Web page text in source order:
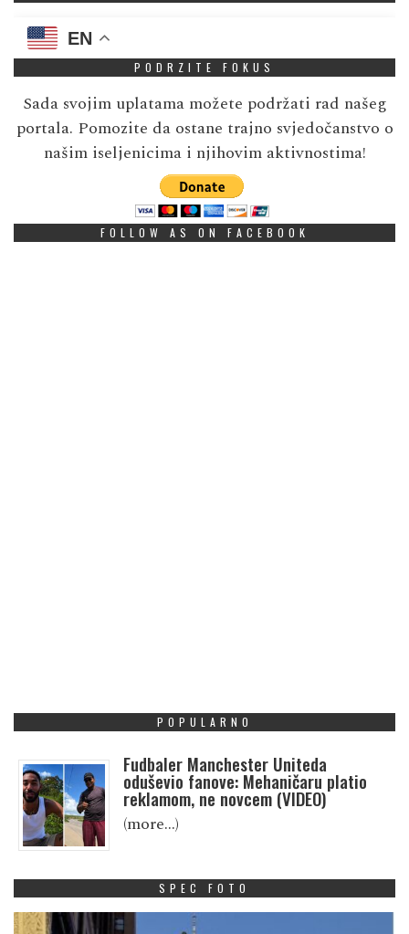
EN
PODRZITE FOKUS
Sada svojim uplatama možete podržati rad našeg
portala. Pomozite da ostane trajno svjedočanstvo o
našim iseljenicima i njihovim aktivnostima!
FOLLOW AS ON FACEBOOK
POPULARNO
Fudbaler Manchester Uniteda
oduševio fanove: Mehaničaru platio
reklamom, ne novcem (VIDEO)
(more…)
SPEC FOTO